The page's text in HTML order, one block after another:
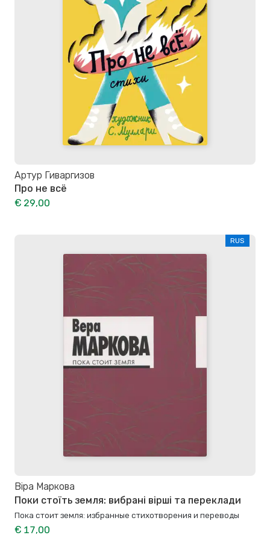
Артур Гиваргизов
Про не всё
€ 29,00
RUS
Віра Маркова
Поки стоїть земля: вибрані вірші та переклади
Пока стоит земля: избранные стихотворения и переводы
€ 17,00